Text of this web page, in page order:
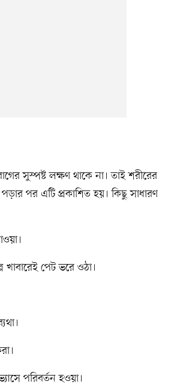
সুস্পষ্ট লক্ষণ থাকে না। তাই শরীরের
পর এটি প্রকাশিত হয়। কিছু সাধারণ
খাবারেই পেট ভরে ওঠা।
পরিবর্তন হওয়া।